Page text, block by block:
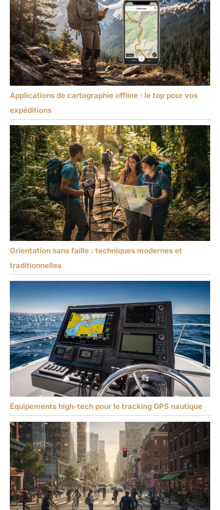
Applications de cartographie offline : le top pour vos
expéditions
Orientation sans faille : techniques modernes et
traditionnelles
Équipements high-tech pour le tracking GPS nautique